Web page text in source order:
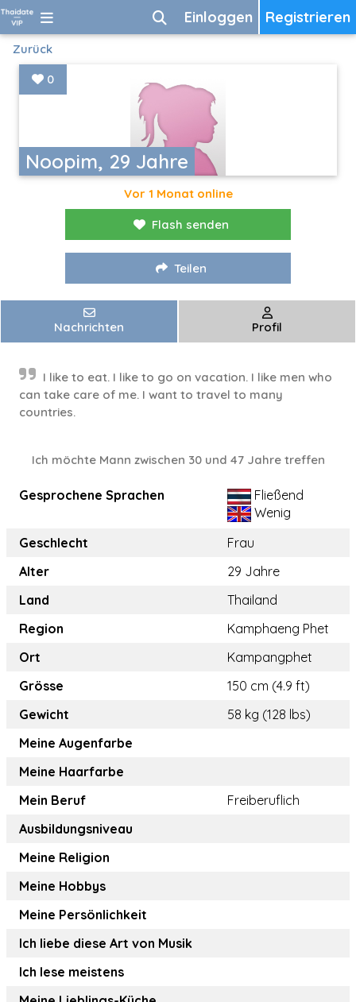
Registrieren
Einloggen
Zurück
Noopim, 29 Jahre
0
Vor 1 Monat online
Flash senden
Teilen
Nachrichten Profil
​I like to eat. I like to go on vacation. I like men who
can take care of me. I want to travel to many
countries.
Ich möchte Mann zwischen 30 und 47 Jahre treffen
Gesprochene Sprachen
Fließend
Wenig
Geschlecht
Frau
Alter
29 Jahre
Land
Thailand
Region
Kamphaeng Phet
Ort
Kampangphet
Grösse
150 cm (4.9 ft)
Gewicht
58 kg (128 lbs)
Meine Augenfarbe
Meine Haarfarbe
Mein Beruf
Freiberuflich
Ausbildungsniveau
Meine Religion
Meine Hobbys
Meine Persönlichkeit
Ich liebe diese Art von Musik
Ich lese meistens